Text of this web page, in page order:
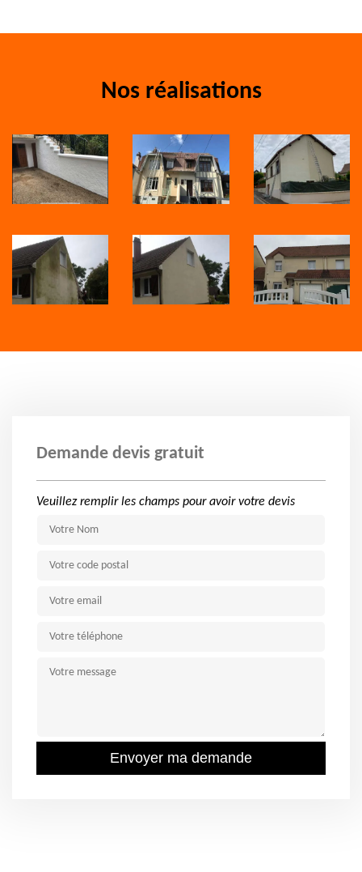
Nos réalisations
Demande devis gratuit
Veuillez remplir les champs pour avoir votre devis